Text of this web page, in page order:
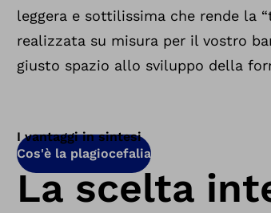
leggera e sottilissima che rende la
realizzata su misura per il vostro
giusto spazio allo sviluppo della
Cos'è la plagiocefalia
I vantaggi in sintesi
La scelta